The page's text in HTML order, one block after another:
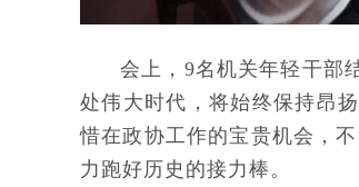
会上，9名机关年轻干部
处伟大时代，将始终保持昂
惜在政协工作的宝贵机会，
力跑好历史的接力棒。